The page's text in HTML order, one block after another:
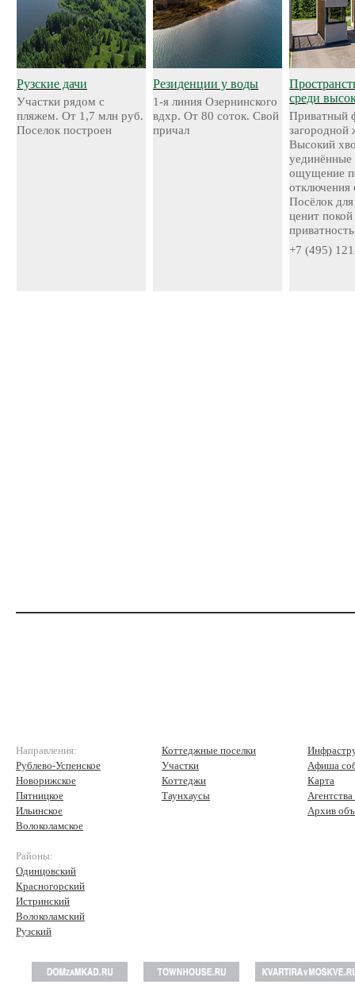
Рузские дачи
Участки рядом с
пляжем. От 1,7 млн руб.
Поселок построен
Резиденции у воды
1-я линия Озернинского
вдхр. От 80 соток. Свой
причал
среди
Приватный
загородной
Высокий
уединённые
ощущение
отключения
Посёлок
ценит
приватность
+7 (495)
Направления:
Рублево-Успенское
Новорижское
Пятницкое
Ильинское
Волоколамское
Районы:
Одинцовский
Красногорский
Истринский
Волоколамский
Рузский
Коттеджные поселки
Участки
Коттеджи
Таунхаусы
Афиша
Карта
Архив